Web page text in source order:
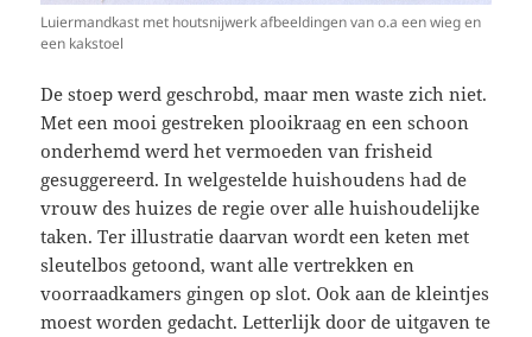
Luiermandkast met houtsnijwerk afbeeldingen van o.a een wieg en
een kakstoel
De stoep werd geschrobd, maar men waste zich niet.
Met een mooi gestreken plooikraag en een schoon
onderhemd werd het vermoeden van frisheid
gesuggereerd. In welgestelde huishoudens had de
vrouw des huizes de regie over alle huishoudelijke
taken. Ter illustratie daarvan wordt een keten met
sleutelbos getoond, want alle vertrekken en
voorraadkamers gingen op slot. Ook aan de kleintjes
moest worden gedacht. Letterlijk door de uitgaven te